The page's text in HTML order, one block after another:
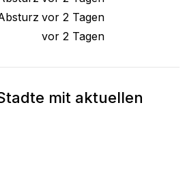
vor 2 Tagen
vor 2 Tagen
mit aktuellen